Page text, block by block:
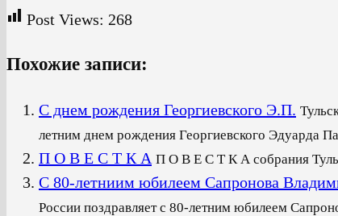
Post Views: 268
Похожие записи:
С днем рождения Георгиевского Э.П.
летним днем рождения Георгиевского Эдуарда
П О В Е С Т К А П О В Е С Т К А собрания
С 80-летниим юбилеем Сапронова
России поздравляет с 80-летним юбилеем